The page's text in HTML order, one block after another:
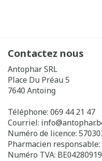
Contactez nous
Antophar SRL
Place Du Préau 5
7640 Antoing
Téléphone: 069 44 21 47
Courriel: info@
Numéro de licence:
Pharmacien responsable:
Numéro TVA: